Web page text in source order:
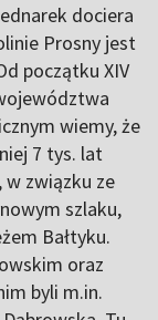
dociera
Prosny jest
początku XIV
wiemy, że
7 tys. lat
związku ze
szlaku,
Bałtyku.
oraz
byli m.in.